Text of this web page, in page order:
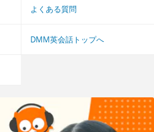
よくある質問
DMM英会話トップへ